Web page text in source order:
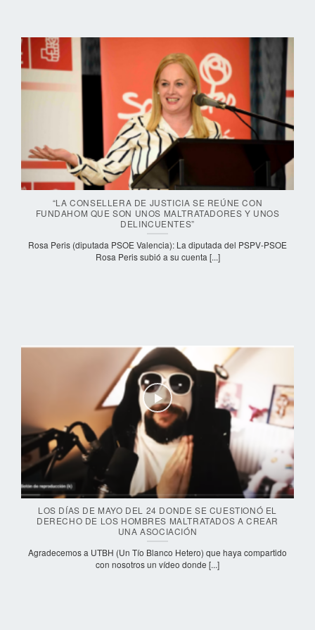
“LA CONSELLERA DE JUSTICIA SE REÚNE CON
FUNDAHOM QUE SON UNOS MALTRATADORES Y UNOS
DELINCUENTES”
Rosa Peris (diputada PSOE Valencia): La diputada del PSPV-PSOE
Rosa Peris subió a su cuenta [...]
LOS DÍAS DE MAYO DEL 24 DONDE SE CUESTIONÓ EL
DERECHO DE LOS HOMBRES MALTRATADOS A CREAR
UNA ASOCIACIÓN
Agradecemos a UTBH (Un Tío Blanco Hetero) que haya compartido
con nosotros un vídeo donde [...]